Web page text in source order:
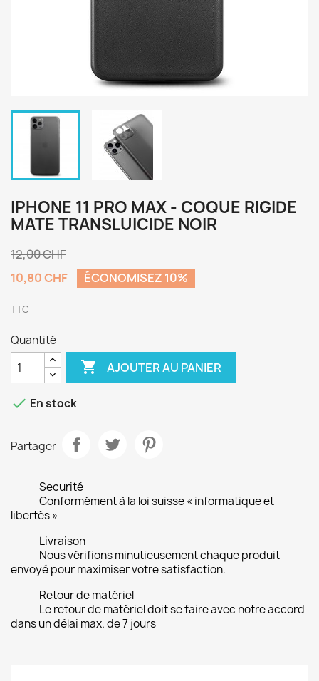
IPHONE 11 PRO MAX - COQUE RIGIDE
MATE TRANSLUICIDE NOIR
12,00 CHF
10,80 CHF
ÉCONOMISEZ 10%
TTC
Quantité
 AJOUTER AU PANIER
 En stock
Partager
Securité
Conformément à la loi suisse « informatique et
libertés »
Livraison
Nous vérifions minutieusement chaque produit
envoyé pour maximiser votre satisfaction.
Retour de matériel
Le retour de matériel doit se faire avec notre accord
dans un délai max. de 7 jours